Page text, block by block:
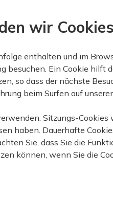
wir Cookies
enthalten und im
besuchen. Ein Cookie hilft
so dass der nächste
beim Surfen auf
Sitzungs-Cookies
haben. Dauerhafte
Sie, dass Sie die
können, wenn Sie die